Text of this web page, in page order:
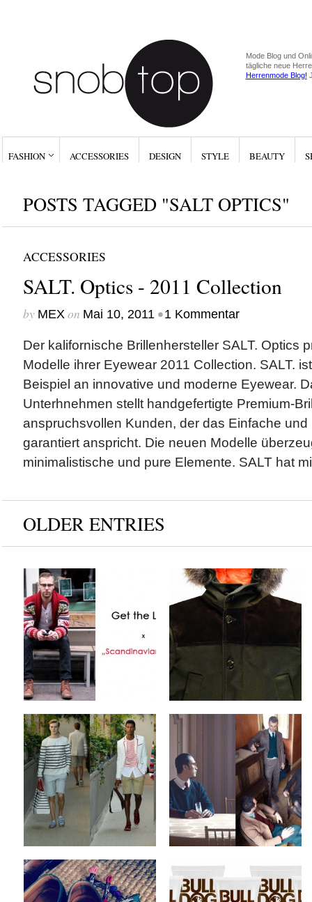
Mode Blog und
tägliche neue
Herrenmode Blog!
FASHION ACCESSORIES DESIGN STYLE BEAUTY
POSTS TAGGED "SALT OPTICS"
ACCESSORIES
SALT. Optics - 2011 Collection
by MEXon Mai 10, 2011 •1 Kommentar
Der kalifornische Brillenhersteller SALT. Optics
Modelle ihrer Eyewear 2011 Collection. SALT.
Beispiel an innovative und moderne Eyewear.
Unterhnehmen stellt handgefertigte Premium-
anspruchsvollen Kunden, der das Einfache und
garantiert anspricht. Die neuen Modelle
minimalistische und pure Elemente. SALT hat
OLDER ENTRIES
Get The Look x
Scandinavian Jack
by MEXonSep 18, 2012
Blauer & Tommy
Hilfiger x Fall/Winter
2012 Collection
Tommy Hilfiger x
Spring/Summer 2013
Collection
byMEXon Sep 12, 2012
2 Kommentare
Camo x Fall/Winter
2012 Collection
byMEX Sep 10, 2012
Keine Kommentare
Steve & Co x Benjo’s
Shoe Laces
Bulldog Products x
Natural Skincare